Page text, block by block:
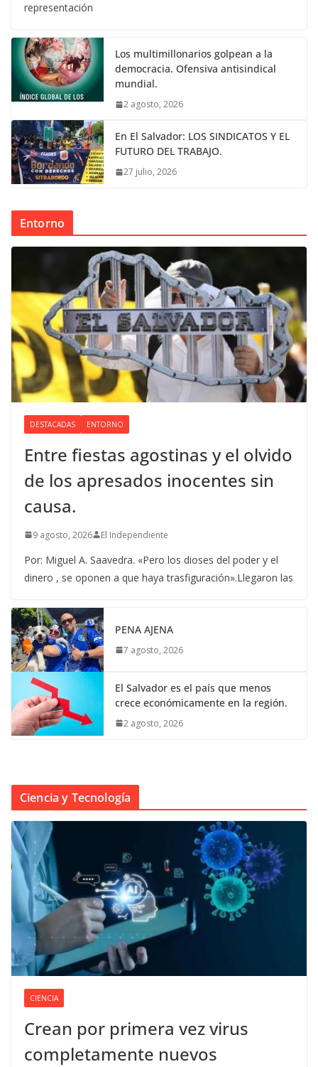
representación
Los multimillonarios golpean a la
democracia. Ofensiva antisindical
mundial.
2 agosto, 2026
En El Salvador: LOS SINDICATOS Y EL
FUTURO DEL TRABAJO.
27 julio, 2026
Entorno
DESTACADAS ENTORNO
Entre fiestas agostinas y el olvido
de los apresados inocentes sin
causa.
9 agosto, 2026 El Independiente
Por: Miguel A. Saavedra. «Pero los dioses del poder y el
dinero , se oponen a que haya trasfiguración».Llegaron las
PENA AJENA
7 agosto, 2026
El Salvador es el país que menos
crece económicamente en la región.
2 agosto, 2026
Ciencia y Tecnología
CIENCIA
Crean por primera vez virus
completamente nuevos